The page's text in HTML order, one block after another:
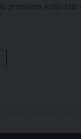
prossima volta che